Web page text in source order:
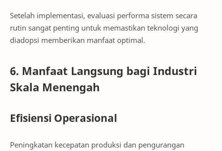
Setelah implementasi, evaluasi performa sistem secara
rutin sangat penting untuk memastikan teknologi yang
diadopsi memberikan manfaat optimal.
6. Manfaat Langsung bagi Industri
Skala Menengah
Efisiensi Operasional
Peningkatan kecepatan produksi dan pengurangan